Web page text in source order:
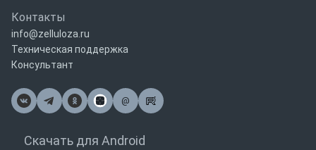
Контакты
info@zelluloza.ru
Техническая поддержка
Консультант
@
Почта
Скачать для Android